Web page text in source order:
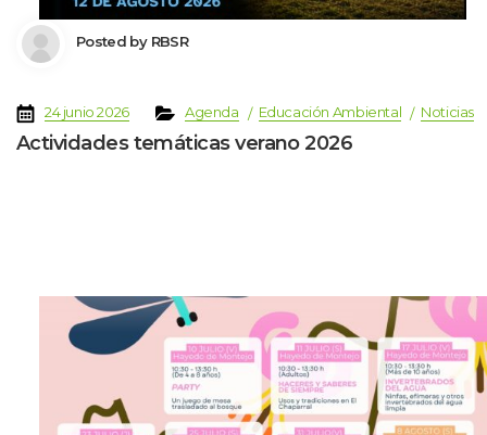
Posted by RBSR
24 junio 2026 Agenda Educación Ambiental Noticia
Actividades temáticas verano 2026